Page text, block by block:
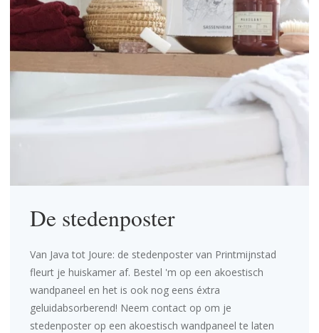
De stedenposter
Van Java tot Joure: de stedenposter van Printmijnstad
fleurt je huiskamer af. Bestel 'm op een akoestisch
wandpaneel en het is ook nog eens éxtra
geluidabsorberend! Neem contact op om je
stedenposter op een akoestisch wandpaneel te laten